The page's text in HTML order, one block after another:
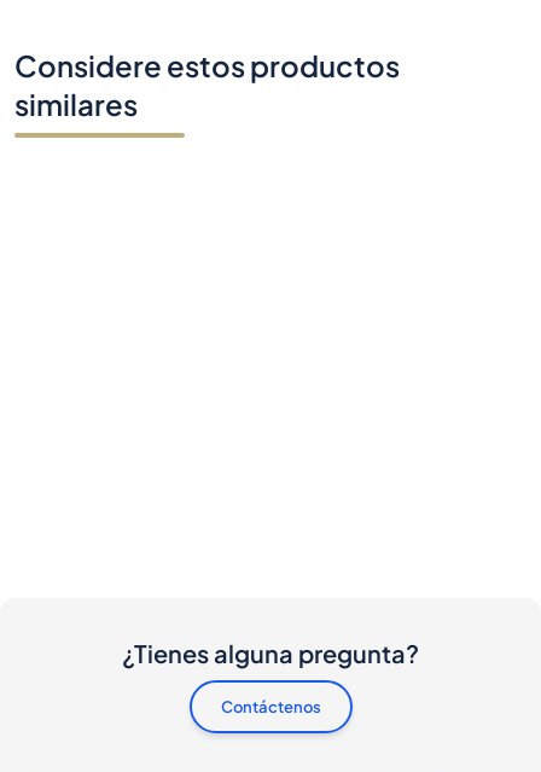
Considere estos productos
similares
¿Tienes alguna pregunta?
Contáctenos